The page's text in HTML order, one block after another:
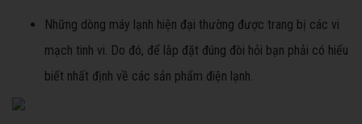
Những dòng máy lạnh hiện đại thường được trang bị các vi
mạch tinh vi. Do đó, để lắp đặt đúng đòi hỏi bạn phải có hiểu
biết nhất định về các sản phẩm điện lạnh.